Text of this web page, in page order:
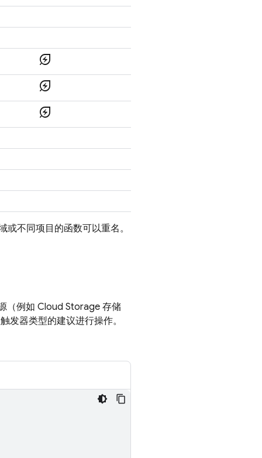
energy_savings_leaf
energy_savings_leaf
energy_savings_leaf
不同项目的函数可以重名。
（例如 Cloud Storage 存储
发器类型的建议进行操作。